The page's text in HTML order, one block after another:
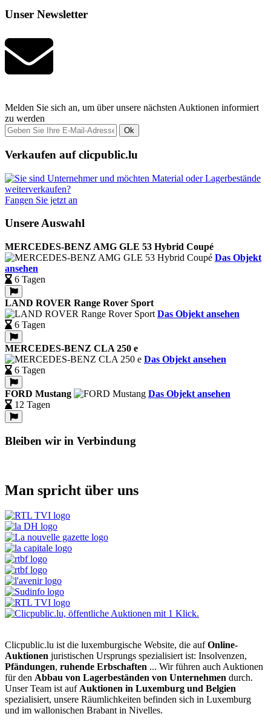
Unser Newsletter
Melden Sie sich an, um über unsere nächsten Auktionen informiert
zu werden
Ok
Verkaufen auf clicpublic.lu
Fangen Sie jetzt an
Unsere Auswahl
MERCEDES-BENZ AMG GLE 53 Hybrid Coupé
Das Objekt
ansehen
6 Tagen
LAND ROVER Range Rover Sport
Das Objekt ansehen
6 Tagen
MERCEDES-BENZ CLA 250 e
Das Objekt ansehen
6 Tagen
FORD Mustang
Das Objekt ansehen
12 Tagen
Bleiben wir in Verbindung
Man spricht über uns
Clicpublic.lu ist die luxemburgische Website, die aufOnline-
Auktionen juristischen Ursprungs spezialisiert ist: Insolvenzen,
Pfändungen, ruhende Erbschaften ... Wir führen auch Auktionen
für den Abbau von Lagerbeständen von Unternehmen durch.
Unser Team ist aufAuktionen in Luxemburg und Belgien
spezialisiert, unsere Räumlichkeiten befinden sich in Luxemburg
und im wallonischen Brabant in Nivelles.